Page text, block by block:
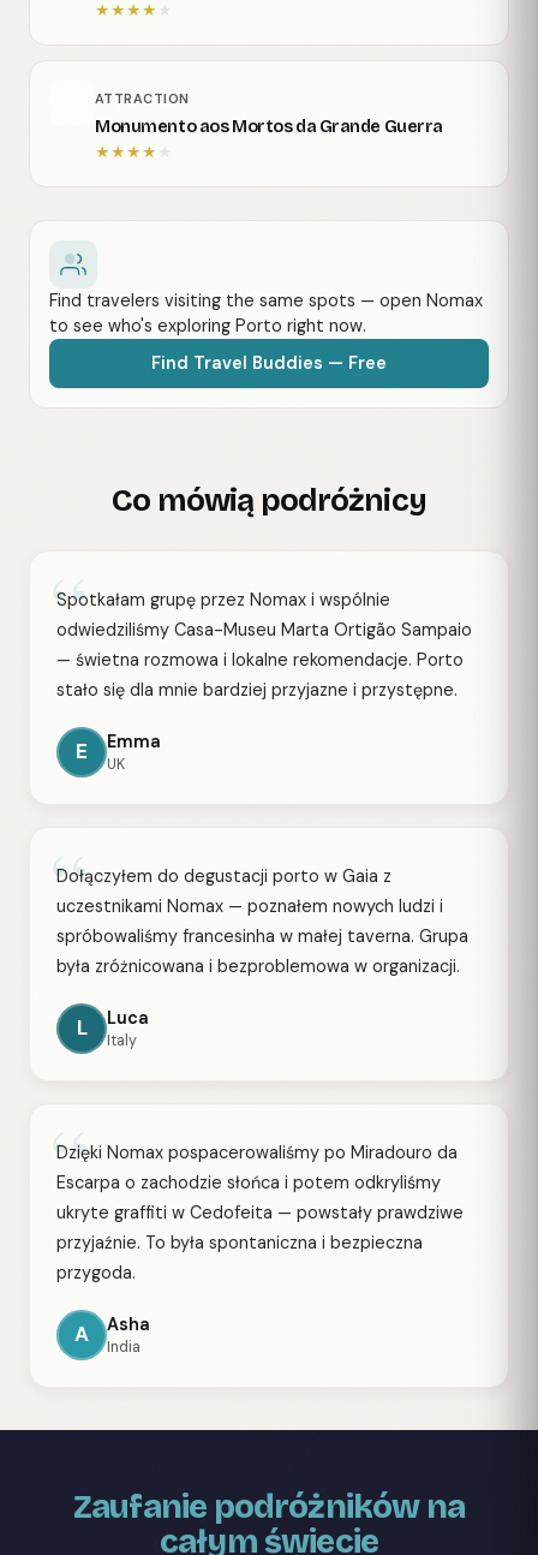
★★★★ ★
ATTRACTION
Monumento aos Mortos da Grande Guerra
★★★★ ★
Find travelers visiting the same spots — open Nomax
to see who's exploring Porto right now.
Find Travel Buddies — Free
Co mówią podróżnicy
“
Spotkałam grupę przez Nomax i wspólnie
odwiedziliśmy Casa-Museu Marta Ortigão Sampaio
— świetna rozmowa i lokalne rekomendacje. Porto
stało się dla mnie bardziej przyjazne i przystępne.
E Emma
UK
“
Dołączyłem do degustacji porto w Gaia z
uczestnikami Nomax — poznałem nowych ludzi i
spróbowaliśmy francesinha w małej taverna. Grupa
była zróżnicowana i bezproblemowa w organizacji.
L Luca
Italy
“
Dzięki Nomax pospacerowaliśmy po Miradouro da
Escarpa o zachodzie słońca i potem odkryliśmy
ukryte graffiti w Cedofeita — powstały prawdziwe
przyjaźnie. To była spontaniczna i bezpieczna
przygoda.
A Asha
India
Zaufanie podróżników na
całym świecie